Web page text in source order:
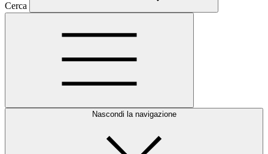
Cerca
Nascondi la navigazione